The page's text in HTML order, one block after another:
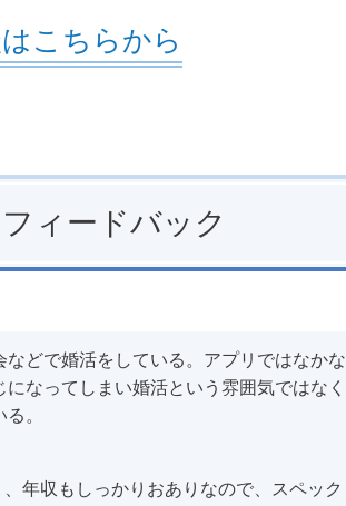
こちらから
ィードバック
どで婚活をしている。アプリではなかな
なってしまい婚活という雰囲気ではなく
。
年収もしっかりおありなので、スペック